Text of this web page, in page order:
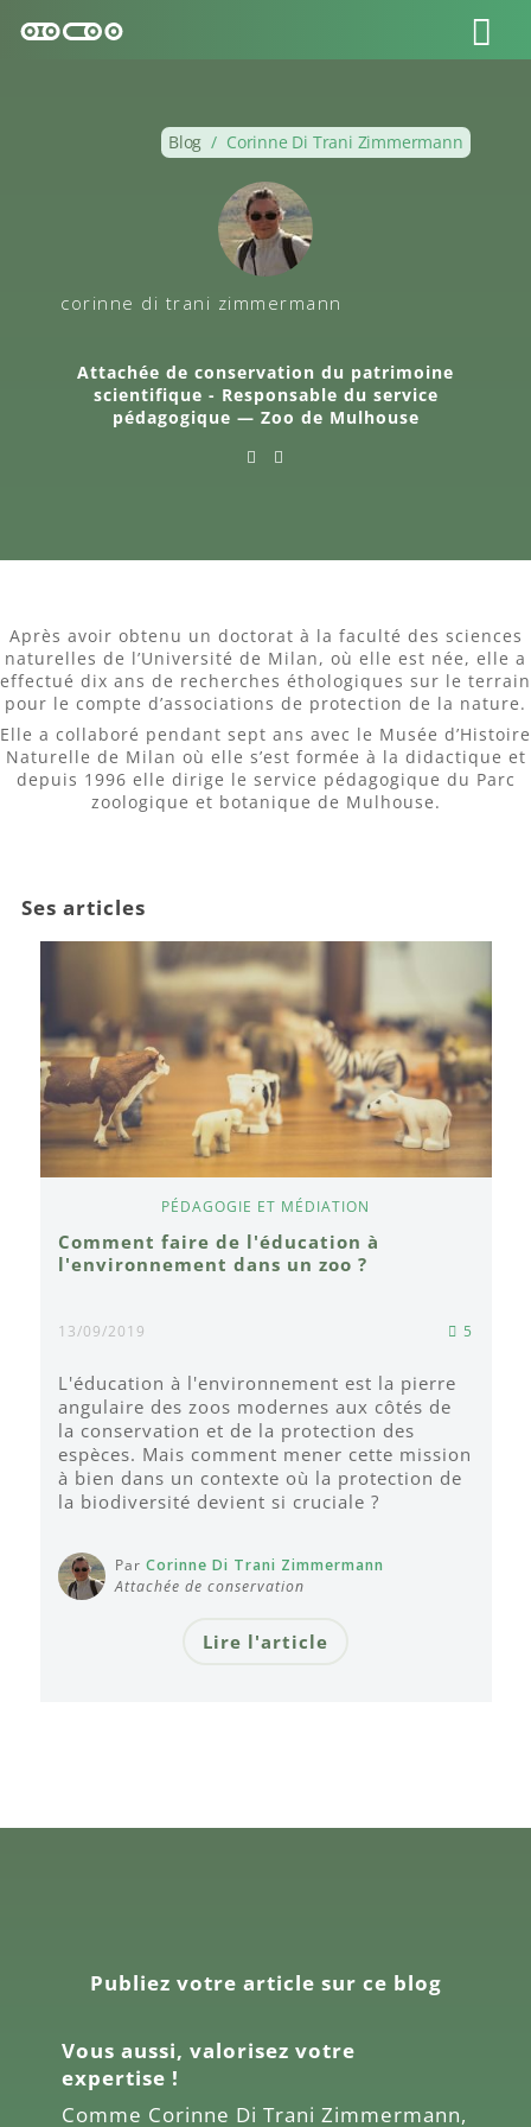
Blog / Corinne Di Trani Zimmermann
corinne di trani zimmermann
Attachée de conservation du patrimoine
scientifique - Responsable du service
pédagogique — Zoo de Mulhouse
Après avoir obtenu un doctorat à la faculté des sciences
naturelles de l’Université de Milan, où elle est née, elle a
effectué dix ans de recherches éthologiques sur le terrain
pour le compte d’associations de protection de la nature.
Elle a collaboré pendant sept ans avec le Musée d’Histoire
Naturelle de Milan où elle s’est formée à la didactique et
depuis 1996 elle dirige le service pédagogique du Parc
zoologique et botanique de Mulhouse.
Ses articles
PÉDAGOGIE ET MÉDIATION
Comment faire de l'éducation à
l'environnement dans un zoo ?
13/09/2019 5
L'éducation à l'environnement est la pierre
angulaire des zoos modernes aux côtés de
la conservation et de la protection des
espèces. Mais comment mener cette mission
à bien dans un contexte où la protection de
la biodiversité devient si cruciale ?
Par Corinne Di Trani Zimmermann
Attachée de conservation
Lire l'article
Publiez votre article sur ce blog
Vous aussi, valorisez votre
expertise !
Comme Corinne Di Trani Zimmermann,